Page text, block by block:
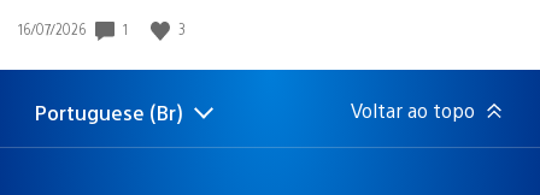
Data
publicação:
16/07/2026 1 3
Selecione
Região
Portuguese (Br) Voltar ao topo